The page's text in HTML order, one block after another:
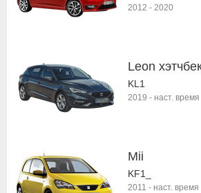
2012 - 2020
Leon
KL1
2019 - наст. время
Mii
KF1_
2011 - наст. время